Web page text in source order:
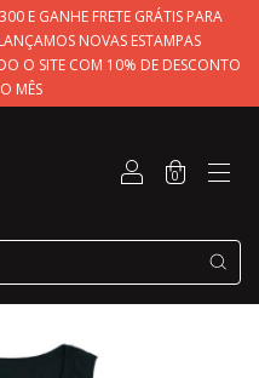
E GANHE FRETE GRÁTIS PARA
NOVAS ESTAMPAS
O SITE COM 10% DE DESCONTO
MÊS
0